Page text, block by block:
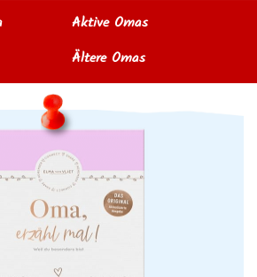
Aktive Omas
Ältere Omas